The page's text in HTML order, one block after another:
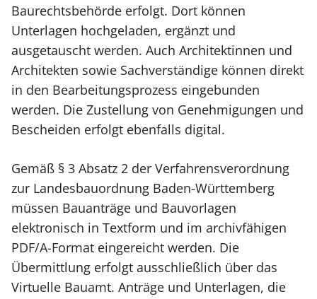
Baurechtsbehörde erfolgt. Dort können
Unterlagen hochgeladen, ergänzt und
ausgetauscht werden. Auch Architektinnen und
Architekten sowie Sachverständige können direkt
in den Bearbeitungsprozess eingebunden
werden. Die Zustellung von Genehmigungen und
Bescheiden erfolgt ebenfalls digital.
Gemäß § 3 Absatz 2 der Verfahrensverordnung
zur Landesbauordnung Baden-Württemberg
müssen Bauanträge und Bauvorlagen
elektronisch in Textform und im archivfähigen
PDF/A-Format eingereicht werden. Die
Übermittlung erfolgt ausschließlich über das
Virtuelle Bauamt. Anträge und Unterlagen, die